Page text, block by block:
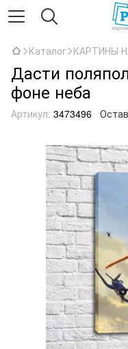
Каталог КАРТИНЫ
Дасти
фоне неба
Артикул: 3473496